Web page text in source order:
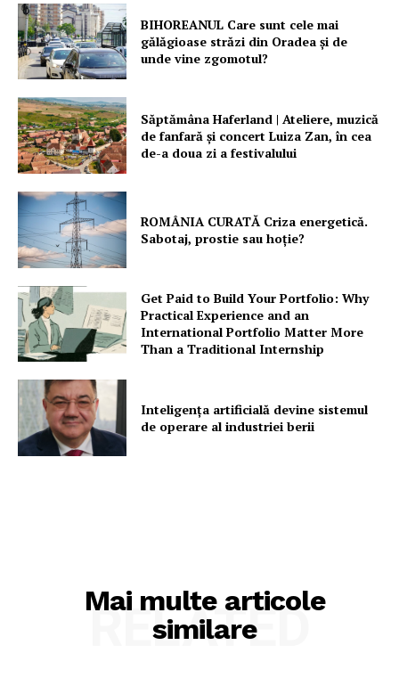
Despre noi / Echipa
Proiecte editoriale
Rețea
Contact
BIHOREANUL Care sunt cele mai
gălăgioase străzi din Oradea și de
unde vine zgomotul?
Săptămâna Haferland | Ateliere, muzică
de fanfară şi concert Luiza Zan, în cea
de-a doua zi a festivalului
ROMÂNIA CURATĂ Criza energetică.
Sabotaj, prostie sau hoție?
Get Paid to Build Your Portfolio: Why
Practical Experience and an
International Portfolio Matter More
Than a Traditional Internship
Inteligența artificială devine sistemul
de operare al industriei berii
Mai multe articole
similare
RELATED